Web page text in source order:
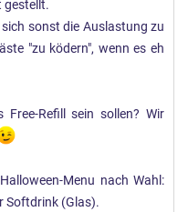
gestellt.
sonst die Auslastung zu
"zu ködern", wenn es eh
Refill sein sollen? Wir
Menu nach Wahl:
Softdrink (Glas).